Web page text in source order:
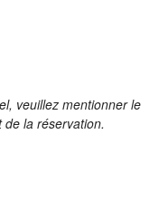
veuillez mentionner le
de la réservation.